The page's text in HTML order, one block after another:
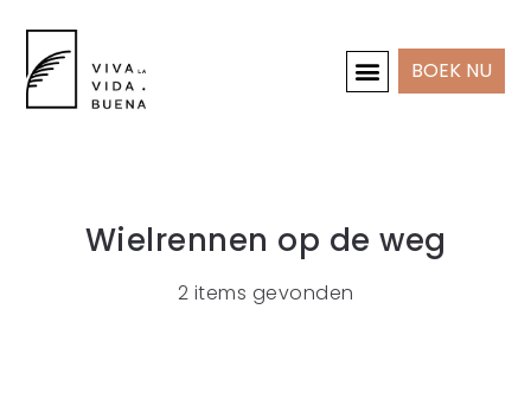
BOEK NU
Wielrennen op de weg
2 items gevonden